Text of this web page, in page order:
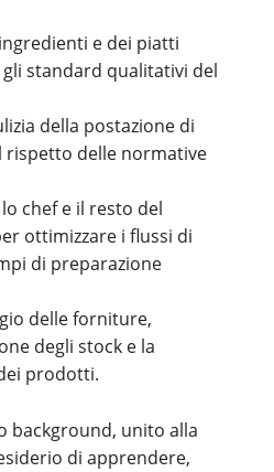
e dei piatti
standard qualitativi del
della postazione di
rispetto delle normative
chef e il resto del
ottimizzare i flussi di
di preparazione
delle forniture,
degli stock e la
prodotti.
background, unito alla
di apprendere,